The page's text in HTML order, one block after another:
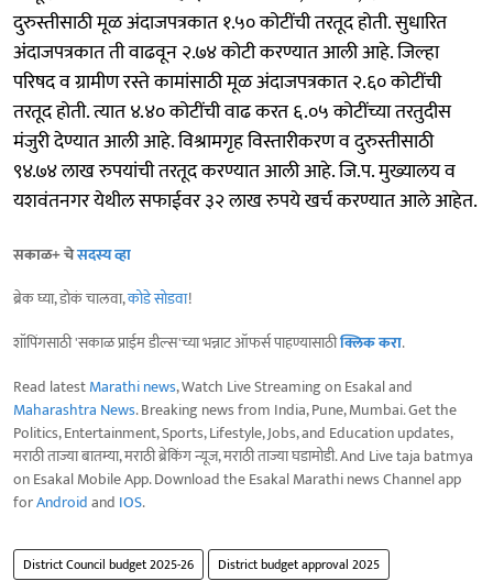
दुरुस्तीसाठी मूळ अंदाजपत्रकात १.५० कोटींची तरतूद होती. सुधारित
अंदाजपत्रकात ती वाढवून २.७४ कोटी करण्यात आली आहे. जिल्हा
परिषद व ग्रामीण रस्ते कामांसाठी मूळ अंदाजपत्रकात २.६० कोटींची
तरतूद होती. त्यात ४.४० कोटींची वाढ करत ६.०५ कोटींच्या तरतुदीस
मंजुरी देण्यात आली आहे. विश्रामगृह विस्तारीकरण व दुरुस्तीसाठी
९४.७४ लाख रुपयांची तरतूद करण्यात आली आहे. जि.प. मुख्यालय व
यशवंतनगर येथील सफाईवर ३२ लाख रुपये खर्च करण्यात आले आहेत.
सकाळ+ चेसदस्य व्हा
ब्रेक घ्या, डोकं चालवा,कोडे सोडवा!
शॉपिंगसाठी 'सकाळ प्राईम डील्स'च्या भन्नाट ऑफर्स पाहण्यासाठीक्लिक करा.
Read latestMarathi news, Watch Live Streaming on Esakal and
Maharashtra News. Breaking news from India, Pune, Mumbai. Get the
Politics, Entertainment, Sports, Lifestyle, Jobs, and Education updates,
मराठी ताज्या बातम्या, मराठी ब्रेकिंग न्यूज, मराठी ताज्या घडामोडी. And Live taja batmya
on Esakal Mobile App. Download the Esakal Marathi news Channel app
forAndroidand IOS.
District Council budget 2025-26
District budget approval 2025